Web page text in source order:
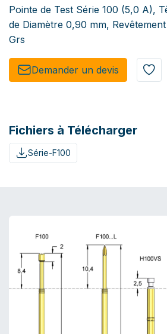
Pointe de Test Série 100 (5,0 A),
de Diamètre 0,90 mm,
Grs
Demander un de​​vis​​
Fichiers à Télécharger
Série-F100